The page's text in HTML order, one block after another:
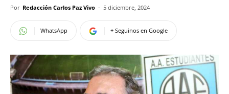
Por Redacción Carlos Paz Vivo - 5 diciembre, 2024
WhatsApp + Seguinos en Google